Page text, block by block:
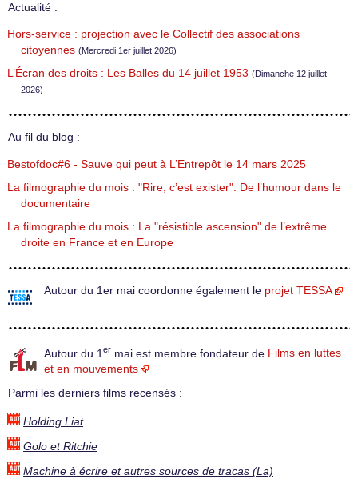
Actualité :
Hors-service : projection avec le Collectif des associations
citoyennes (Mercredi 1er juillet 2026)
L’Écran des droits : Les Balles du 14 juillet 1953 (Dimanche 12 juillet
2026)
Au fil du blog :
Bestofdoc#6 - Sauve qui peut à L’Entrepôt le 14 mars 2025
La filmographie du mois : "Rire, c’est exister". De l’humour dans le
documentaire
La filmographie du mois : La "résistible ascension" de l’extrême
droite en France et en Europe
Autour du 1er mai coordonne également le projet TESSA
Autour du 1 er mai est membre fondateur de Films en luttes
et en mouvements
Parmi les derniers films recensés :
Holding Liat
Golo et Ritchie
Machine à écrire et autres sources de tracas (La)